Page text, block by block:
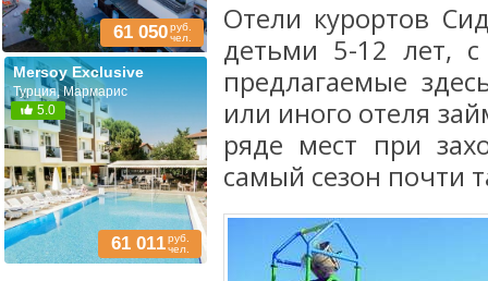
61 050руб.
чел.
Mersoy Exclusive
Турция, Мармарис
5.0
61 011руб.
чел.
Отели курортов
детьми 5-12 лет,
предлагаемые
или иного отеля
ряде мест при
самый сезон почти